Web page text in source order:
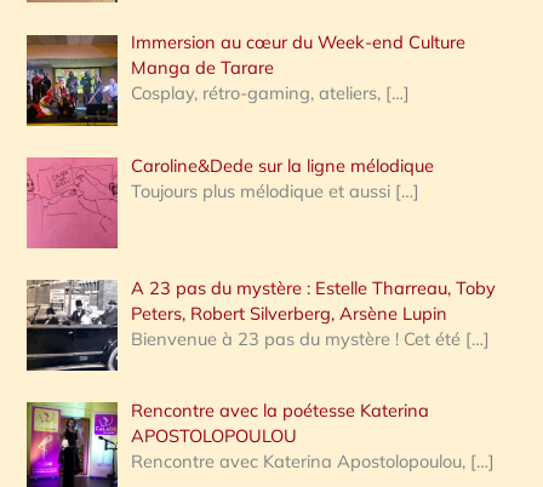
:
Immersion au cœur du Week-end Culture
Manga de Tarare
Cosplay, rétro-gaming, ateliers, […]
Caroline&Dede sur la ligne mélodique
Toujours plus mélodique et aussi […]
A 23 pas du mystère : Estelle Tharreau, Toby
Peters, Robert Silverberg, Arsène Lupin
Bienvenue à 23 pas du mystère ! Cet été […]
Rencontre avec la poétesse Katerina
APOSTOLOPOULOU
Rencontre avec Katerina Apostolopoulou, […]